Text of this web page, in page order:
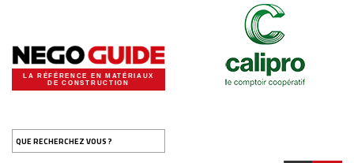
LA RÉFÉRENCE EN MATÉRIAUX
DE CONSTRUCTION
QUE RECHERCHEZ VOUS ?